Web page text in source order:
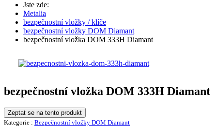
Jste zde:
Metalia
bezpečnostní vložky / klíče
bezpečnostní vložky DOM Diamant
bezpečnostní vložka DOM 333H Diamant
bezpečnostní vložka DOM 333H Diamant
Zeptat se na tento produkt
Kategorie : Bezpečnostní vložky DOM Diamant